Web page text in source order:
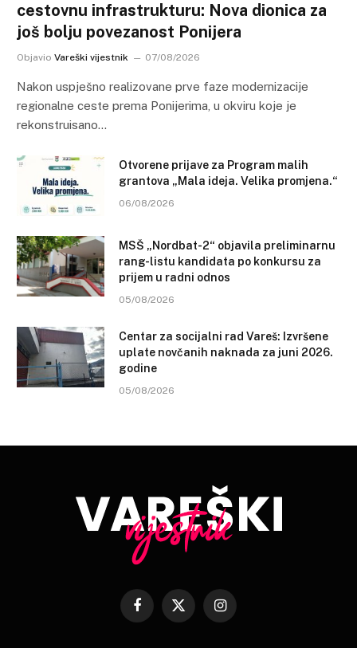
cestovnu infrastrukturu: Nova dionica za
još bolju povezanost Ponijera
Objavio Vareški vijestnik 07/08/2026
Nakon uspješno realizovane prve faze modernizacije
regionalne ceste prema Ponijerima, u okviru koje je
rekonstruisano…
Otvorene prijave za Program malih
grantova „Mala ideja. Velika promjena.“
06/08/2026
MSŠ „Nordbat-2“ objavila preliminarnu
rang-listu kandidata po konkursu za
prijem u radni odnos
05/08/2026
Centar za socijalni rad Vareš: Izvršene
uplate novčanih naknada za juni 2026.
godine
05/08/2026
Facebook
X
Instagram